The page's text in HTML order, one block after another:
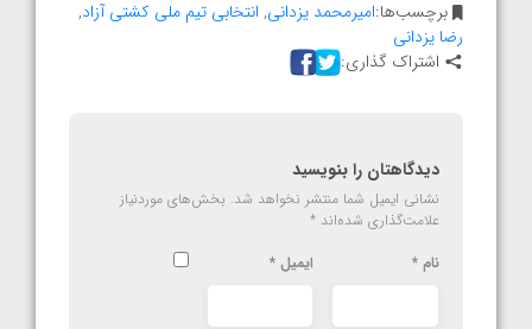
برچسب‌ها:امیرمحمد یزدانی, انتخابی تیم ملی کشتی آزاد,
رضا یزدانی
اشتراک گذاری:
دیدگاهتان را بنویسید
نشانی ایمیل شما منتشر نخواهد شد. بخش‌های موردنیاز
علامت‌گذاری شده‌اند *
نام * ایمیل *